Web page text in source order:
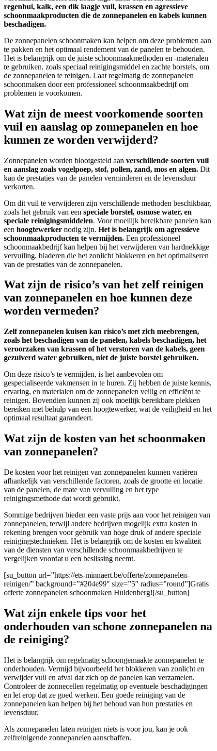
regenbui, kalk, een dik laagje vuil, krassen en agressieve
schoonmaakproducten die de zonnepanelen en kabels kunnen
beschadigen.
De zonnepanelen schoonmaken kan helpen om deze problemen aan
te pakken en het optimaal rendement van de panelen te behouden.
Het is belangrijk om de juiste schoonmaakmethoden en -materialen
te gebruiken, zoals speciaal reinigingsmiddel en zachte borstels, om
de zonnepanelen te reinigen. Laat regelmatig de zonnepanelen
schoonmaken door een professioneel schoonmaakbedrijf om
problemen te voorkomen.
Wat zijn de meest voorkomende soorten
vuil en aanslag op zonnepanelen en hoe
kunnen ze worden verwijderd?
Zonnepanelen worden blootgesteld aan verschillende soorten vuil
en aanslag zoals vogelpoep, stof, pollen, zand, mos en algen. Dit
kan de prestaties van de panelen verminderen en de levensduur
verkorten.
Om dit vuil te verwijderen zijn verschillende methoden beschikbaar,
zoals het gebruik van een speciale borstel, osmose water, en
speciale reinigingsmiddelen. Voor moeilijk bereikbare panelen kan
een hoogtewerker nodig zijn. Het is belangrijk om agressieve
schoonmaakproducten te vermijden. Een professioneel
schoonmaakbedrijf kan helpen bij het verwijderen van hardnekkige
vervuiling, bladeren die het zonlicht blokkeren en het optimaliseren
van de prestaties van de zonnepanelen.
Wat zijn de risico’s van het zelf reinigen
van zonnepanelen en hoe kunnen deze
worden vermeden?
Zelf zonnepanelen kuisen kan risico’s met zich meebrengen,
zoals het beschadigen van de panelen, kabels beschadigen, het
veroorzaken van krassen of het verstoren van de kabels, geen
gezuiverd water gebruiken, niet de juiste borstel gebruiken.
Om deze risico’s te vermijden, is het aanbevolen om
gespecialiseerde vakmensen in te huren. Zij hebben de juiste kennis,
ervaring, en materialen om de zonnepanelen veilig en efficiënt te
reinigen. Bovendien kunnen zij ook moeilijk bereikbare plekken
bereiken met behulp van een hoogtewerker, wat de veiligheid en het
optimaal resultaat garandeert.
Wat zijn de kosten van het schoonmaken
van zonnepanelen?
De kosten voor het reinigen van zonnepanelen kunnen variëren
afhankelijk van verschillende factoren, zoals de grootte en locatie
van de panelen, de mate van vervuiling en het type
reinigingsmethode dat wordt gebruikt.
Sommige bedrijven bieden een vaste prijs aan voor het reinigen van
zonnepanelen, terwijl andere bedrijven mogelijk extra kosten in
rekening brengen voor gebruik van hoge druk of andere speciale
reinigingstechnieken. Het is belangrijk om de kosten en kwaliteit
van de diensten van verschillende schoonmaakbedrijven te
vergelijken voordat u een beslissing neemt.
[su_button url=”https://ets-minnaert.be/offerte/zonnepanelen-
reinigen/” background=”#204e99″ size=”5″ radius=”round”]Gratis
offerte zonnepanelen schoonmaken Huldenberg![/su_button]
Wat zijn enkele tips voor het
onderhouden van schone zonnepanelen na
de reiniging?
Het is belangrijk om regelmatig schoongemaakte zonnepanelen te
onderhouden. Vermijd bijvoorbeeld het blokkeren van zonlicht en
verwijder vuil en afval dat zich op de panelen kan verzamelen.
Controleer de zonnecellen regelmatig op eventuele beschadigingen
en let erop dat ze goed werken. Een goede reiniging van de
zonnepanelen kan helpen bij het behoud van hun prestaties en
levensduur.
Als zonnepanelen laten reinigen niets is voor jou, kan je ook
zelfreinigende zonnepanelen aanschaffen.